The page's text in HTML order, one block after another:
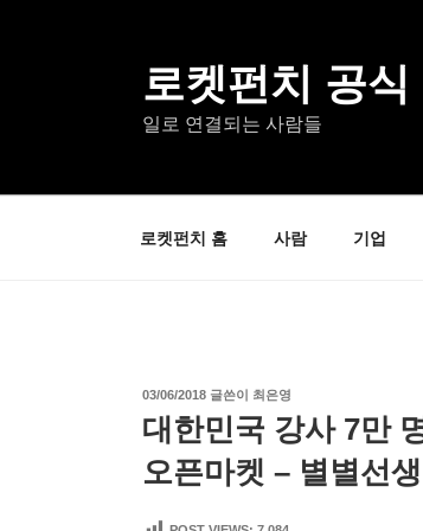
로켓펀치 공식
일로 연결되는 사람들
로켓펀치 홈 사람 기업
작
일
03/06/2018 글쓴이 최은영
대한민국 강사 7만
오픈마켓 – 별별선생